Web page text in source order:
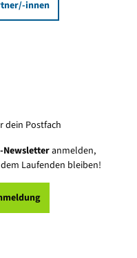
innen
dein Postfach
Newsletteranmelden,
Laufenden bleiben!